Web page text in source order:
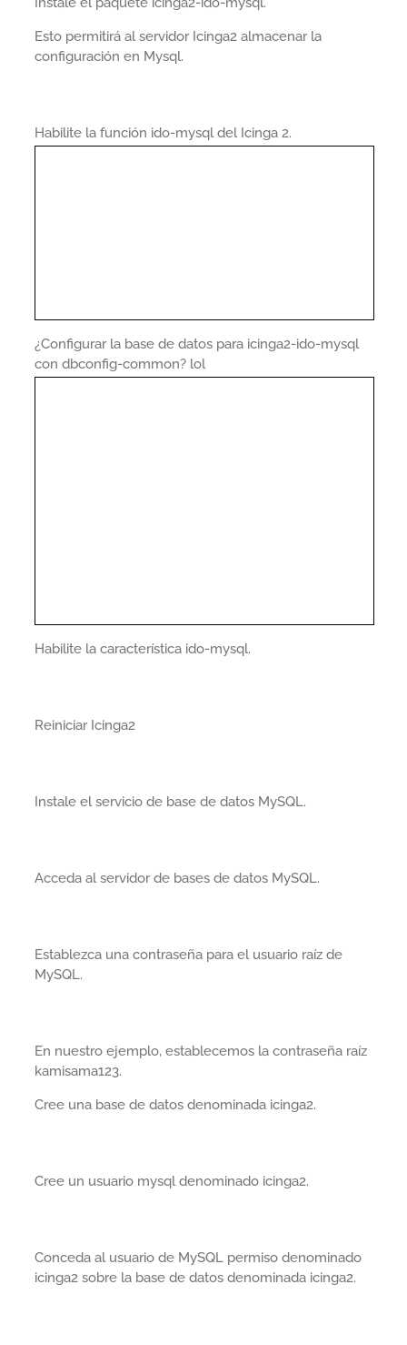
Esto permitirá al servidor Icinga2 almacenar la
configuración en Mysql.
Habilite la función ido-mysql del Icinga 2.
¿Configurar la base de datos para icinga2-ido-mysql
con dbconfig-common? lol
Habilite la característica ido-mysql.
Reiniciar Icinga2
Instale el servicio de base de datos MySQL.
Acceda al servidor de bases de datos MySQL.
Establezca una contraseña para el usuario raíz de
MySQL.
En nuestro ejemplo, establecemos la contraseña raíz
kamisama123.
Cree una base de datos denominada icinga2.
Cree un usuario mysql denominado icinga2.
Conceda al usuario de MySQL permiso denominado
icinga2 sobre la base de datos denominada icinga2.